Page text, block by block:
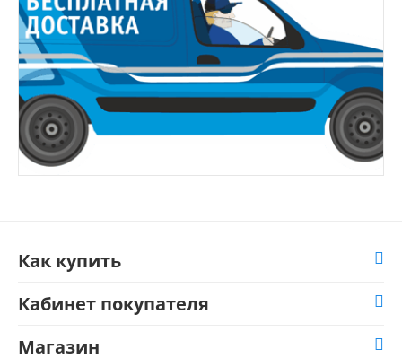
Как купить
Кабинет покупателя
Магазин